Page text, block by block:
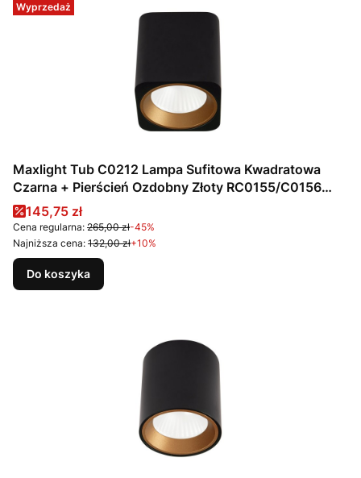
Wyprzedaż
Maxlight Tub C0212 Lampa Sufitowa Kwadratowa
Czarna + Pierścień Ozdobny Złoty RC0155/C0156
GoldCena promocyjna
145,75 zł
Cena regularna: 265,00 zł-45%
Najniższa cena: 132,00 zł+10%
Do koszyka